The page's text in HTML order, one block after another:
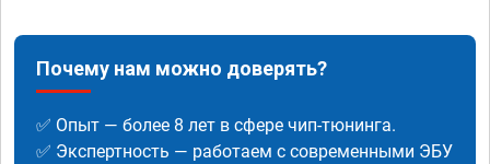
Почему нам можно доверять?
✅ Опыт — более 8 лет в сфере чип-тюнинга.
✅ Экспертность — работаем с современными ЭБУ